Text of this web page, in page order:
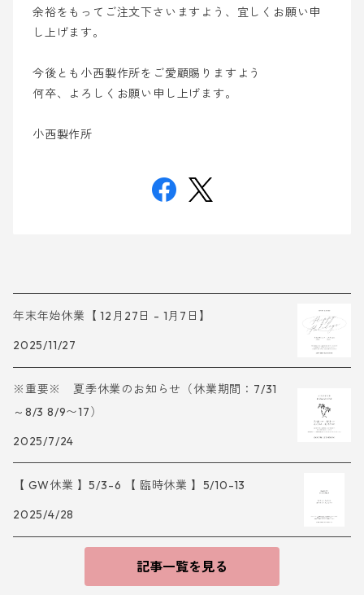
余裕をもってご注文下さいますよう、宜しくお願い申
し上げます。
今後とも小西製作所をご愛顧賜りますよう
何卒、よろしくお願い申し上げます。
小西製作所
年末年始休業【 12月27日 - 1月7日】
2025/11/27
※重要※ 夏季休業のお知らせ（休業期間：7/31
～8/3 8/9〜17）
2025/7/24
【 GW休業 】5/3-6 【 臨時休業 】5/10-13
2025/4/28
記事一覧を見る